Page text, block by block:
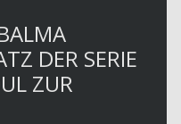
DER SERIE
ZUR